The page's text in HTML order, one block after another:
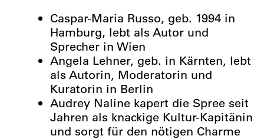
Caspar-Maria Russo, geb. 1994 in
Hamburg, lebt als Autor und
Sprecher in Wien
Angela Lehner, geb. in Kärnten, lebt
als Autorin, Moderatorin und
Kuratorin in Berlin
Audrey Naline kapert die Spree seit
Jahren als knackige Kultur-Kapitänin
und sorgt für den nötigen Charme